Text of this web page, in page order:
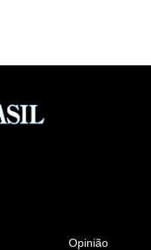
Opinião